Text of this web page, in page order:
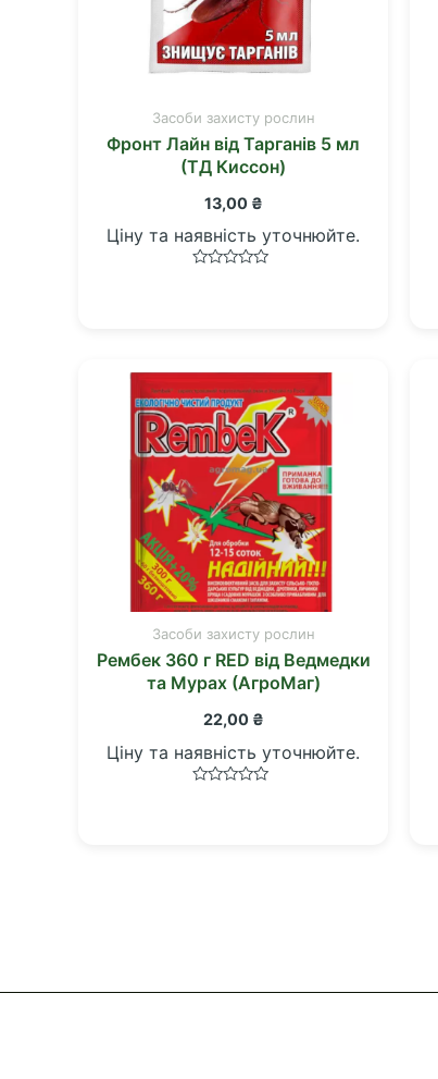
Засоби захисту рослин
Фронт Лайн від Тарганів 5 мл
(ТД Киссон)
13,00 ₴
Ціну та наявність уточнюйте.
Засоби захисту рослин
Рембек 360 г RED від Ведмедки
та Мурах (АгроМаг)
22,00 ₴
Ціну та наявність уточнюйте.